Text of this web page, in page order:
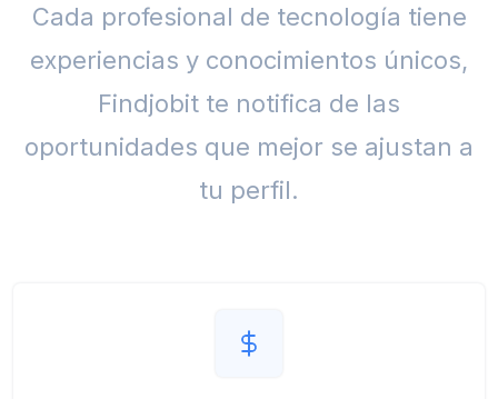
Cada profesional de tecnología tiene
experiencias y conocimientos únicos,
Findjobit te notifica de las
oportunidades que mejor se ajustan a
tu perfil.